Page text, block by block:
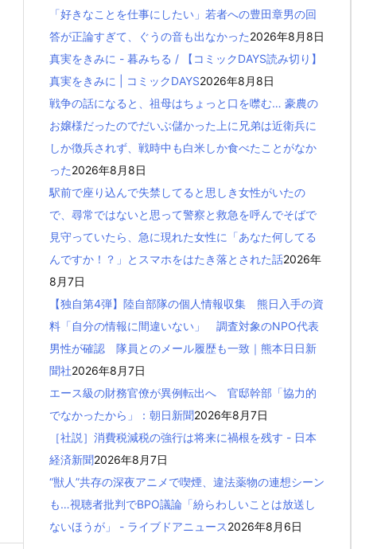
「好きなことを仕事にしたい」若者への豊田章男の回
答が正論すぎて、ぐうの音も出なかった2026年8月8日
真実をきみに - 暮みちる / 【コミックDAYS読み切り】
真実をきみに | コミックDAYS2026年8月8日
戦争の話になると、祖母はちょっと口を噤む… 豪農の
お嬢様だったのでだいぶ儲かった上に兄弟は近衛兵に
しか徴兵されず、戦時中も白米しか食べたことがなか
った2026年8月8日
駅前で座り込んで失禁してると思しき女性がいたの
で、尋常ではないと思って警察と救急を呼んでそばで
見守っていたら、急に現れた女性に「あなた何してる
んですか！？」とスマホをはたき落とされた話2026年
8月7日
【独自第4弾】陸自部隊の個人情報収集 熊日入手の資
料「自分の情報に間違いない」 調査対象のNPO代表
男性が確認 隊員とのメール履歴も一致｜熊本日日新
聞社2026年8月7日
エース級の財務官僚が異例転出へ 官邸幹部「協力的
でなかったから」：朝日新聞2026年8月7日
［社説］消費税減税の強行は将来に禍根を残す - 日本
経済新聞2026年8月7日
“獣人”共存の深夜アニメで喫煙、違法薬物の連想シーン
も…視聴者批判でBPO議論「紛らわしいことは放送し
ないほうが」 - ライブドアニュース2026年8月6日